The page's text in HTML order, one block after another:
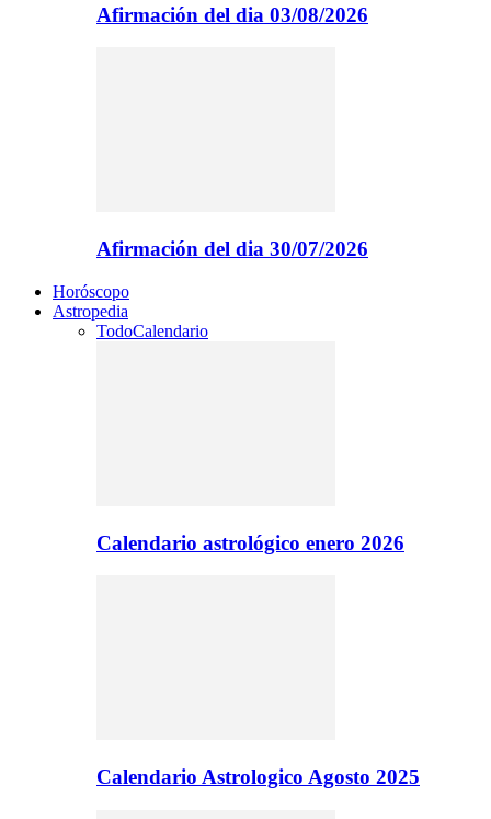
Afirmación del dia 03/08/2026
Afirmación del dia 30/07/2026
Horóscopo
Astropedia
TodoCalendario
Calendario astrológico enero 2026
Calendario Astrologico Agosto 2025